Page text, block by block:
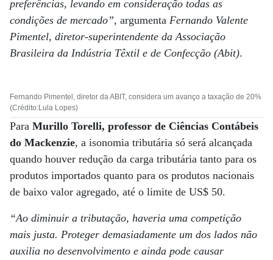
preferências, levando em consideração todas as
condições de mercado”, argumenta Fernando Valente
Pimentel, diretor-superintendente da Associação
Brasileira da Indústria Têxtil e de Confecção (Abit).
Fernando Pimentel, diretor da ABIT, considera um avanço a taxação de 20%
(Crédito:Lula Lopes)
Para Murillo Torelli, professor de Ciências Contábeis
do Mackenzie, a isonomia tributária só será alcançada
quando houver redução da carga tributária tanto para os
produtos importados quanto para os produtos nacionais
de baixo valor agregado, até o limite de US$ 50.
“Ao diminuir a tributação, haveria uma competição
mais justa. Proteger demasiadamente um dos lados não
auxilia no desenvolvimento e ainda pode causar